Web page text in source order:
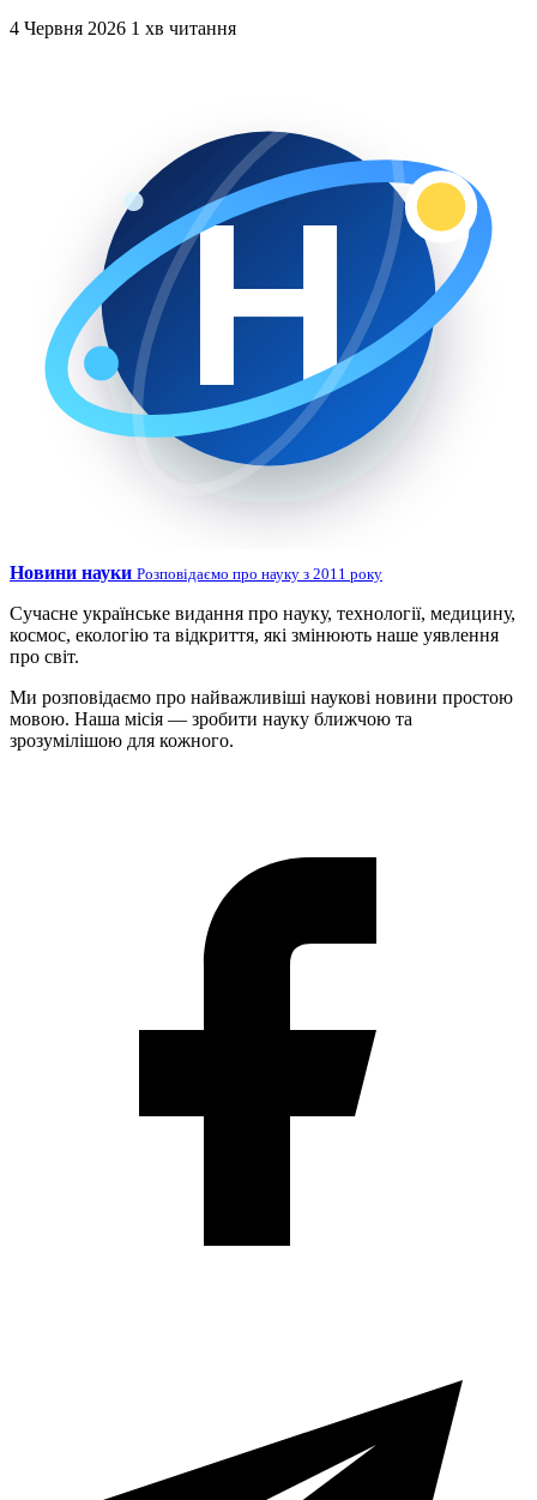
4 Червня 2026 1 хв читання
Новини науки Розповідаємо про науку з 2011 року
Сучасне українське видання про науку, технології, медицину,
космос, екологію та відкриття, які змінюють наше уявлення
про світ.
Ми розповідаємо про найважливіші наукові новини простою
мовою. Наша місія — зробити науку ближчою та
зрозумілішою для кожного.